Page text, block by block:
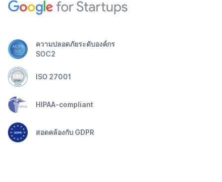
ความปลอดภัยระดับองค์กร
SOC2
ISO 27001
HIPAA-compliant
สอดคล้องกับ GDPR